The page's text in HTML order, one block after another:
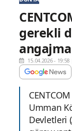
gerekli
15.04.2026 - 19:58
Umman
Devletleri